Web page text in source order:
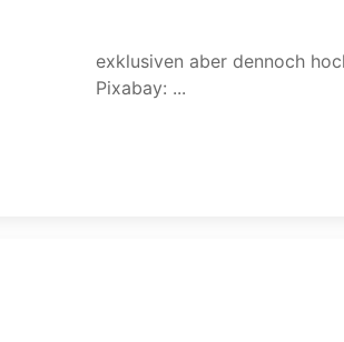
Pixabay: ...